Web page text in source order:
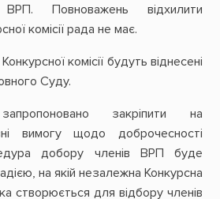
Повноважень відхилити
комісії рада не має.
комісії будуть віднесені
Суду.
закріпити на
вимогу щодо доброчесності
добору членів ВРП буде
на якій незалежна Конкурсна
створюється для відбору членів